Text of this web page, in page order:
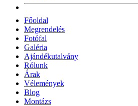
Főoldal
Megrendelés
Fotófal
Galéria
Ajándékutalvány
Rólunk
Árak
Vélemények
Blog
Montázs